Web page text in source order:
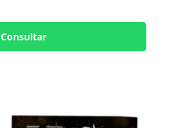
Consultar